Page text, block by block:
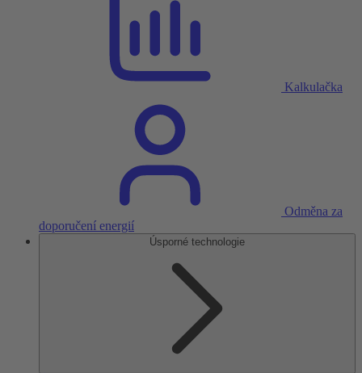
Kalkulačka
Odměna za
doporučení energií
Úsporné technologie